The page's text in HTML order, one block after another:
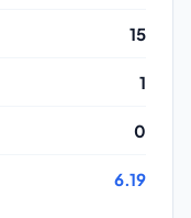
15
1
0
6.19